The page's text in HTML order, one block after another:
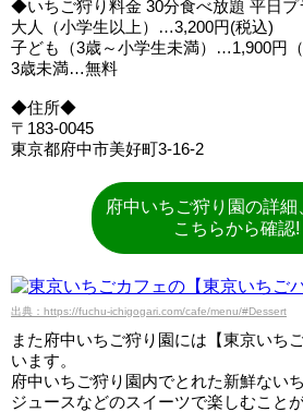
◆いちご狩り料金 30分食べ放題 平日
大人（小学生以上）…3,200円(税込)
子ども（3歳～小学生未満）…1,900円（
3歳未満…無料
◆住所◆
〒183-0045
東京都府中市美好町3-16-2
府中いちご狩り園の詳細
こちらから確認!
出典：https://fuchu-ichigogari.com/cafe/menu/#Dessert
また府中いちご狩り園には【東京いち
います。
府中いちご狩り園内でとれた新鮮ない
ジュースなどのスイーツで楽しむこと